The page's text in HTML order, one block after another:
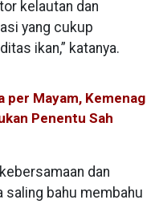
kelautan dan
yang cukup
ikan,” katanya.
per Mayam, Kemenag
Penentu Sah
dan
saling bahu membahu